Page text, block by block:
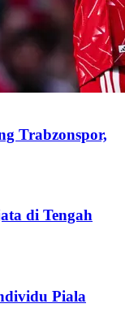
Trabzonspor,
di Tengah
Piala